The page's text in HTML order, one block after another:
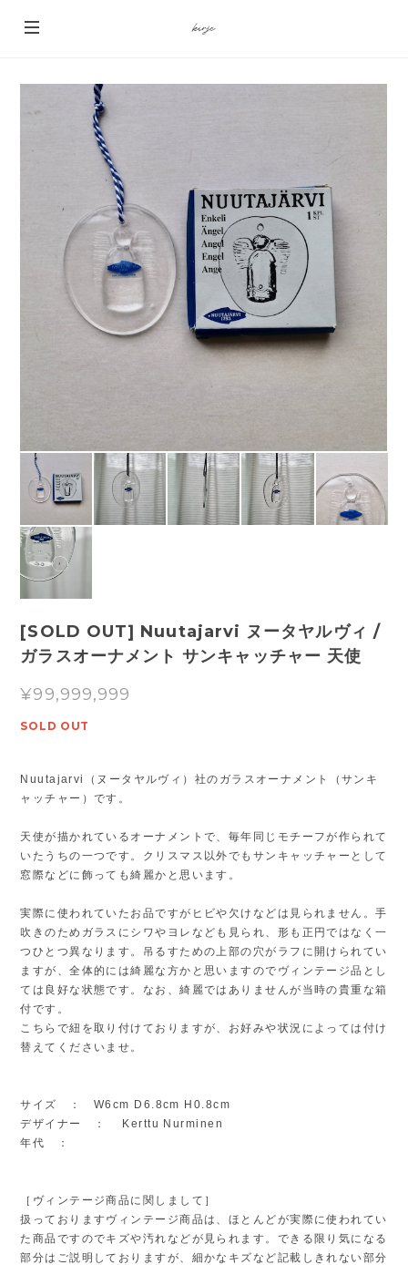
[SOLD OUT] Nuutajarvi ヌータヤルヴィ /
ガラスオーナメント サンキャッチャー 天使
¥99,999,999
SOLD OUT
Nuutajarvi（ヌータヤルヴィ）社のガラスオーナメント（サンキ
ャッチャー）です。
天使が描かれているオーナメントで、毎年同じモチーフが作られて
いたうちの一つです。クリスマス以外でもサンキャッチャーとして
窓際などに飾っても綺麗かと思います。
実際に使われていたお品ですがヒビや欠けなどは見られません。手
吹きのためガラスにシワやヨレなども見られ、形も正円ではなく一
つひとつ異なります。吊るすための上部の穴がラフに開けられてい
ますが、全体的には綺麗な方かと思いますのでヴィンテージ品とし
ては良好な状態です。なお、綺麗ではありませんが当時の貴重な箱
付です。
こちらで紐を取り付けておりますが、お好みや状況によっては付け
替えてくださいませ。
サイズ ： W6cm D6.8cm H0.8cm
デザイナー ： Kerttu Nurminen
年代 ：
［ヴィンテージ商品に関しまして］
扱っておりますヴィンテージ商品は、ほとんどが実際に使われてい
た商品ですのでキズや汚れなどが見られます。できる限り気になる
部分はご説明しておりますが、細かなキズなど記載しきれない部分